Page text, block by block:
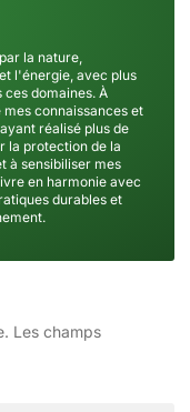
la nature,
l'énergie, avec plus
ces domaines. À
connaissances et
réalisé plus de
la protection de la
à sensibiliser mes
en harmonie avec
durables et
Les champs